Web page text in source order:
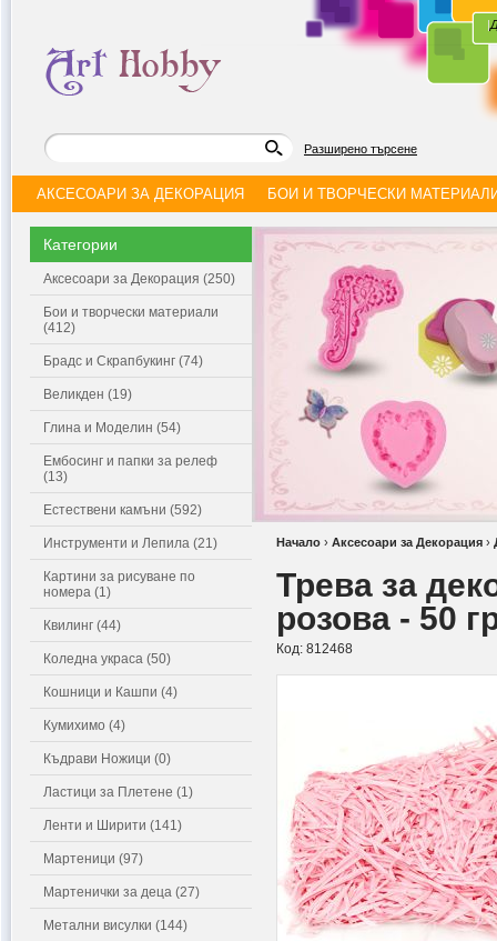
|
Разширено търсене
АКСЕСОАРИ ЗА ДЕКОРАЦИЯ БОИ И ТВОРЧЕСКИ
Категории
Аксесоари за Декорация (250)
Бои и творчески материали
(412)
Брадс и Скрапбукинг (74)
Великден (19)
Глина и Моделин (54)
Ембосинг и папки за релеф
(13)
Естествени камъни (592)
Инструменти и Лепила (21)
Картини за рисуване по
номера (1)
Квилинг (44)
Коледна украса (50)
Кошници и Кашпи (4)
Кумихимо (4)
Къдрави Ножици (0)
Ластици за Плетене (1)
Ленти и Ширити (141)
Мартеници (97)
Мартенички за деца (27)
Метални висулки (144)
Начало › Аксесоари за Декорация ›
Трева за
розова - 50
Код: 812468